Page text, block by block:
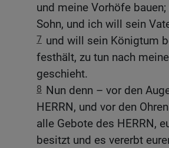
und meine Vorhöfe
Sohn, und ich will sein
7 und will sein Königtum
festhält, zu tun nach
geschieht.
8 Nun denn – vor den
HERRN, und vor den
alle Gebote des HERRN,
besitzt und es vererbt